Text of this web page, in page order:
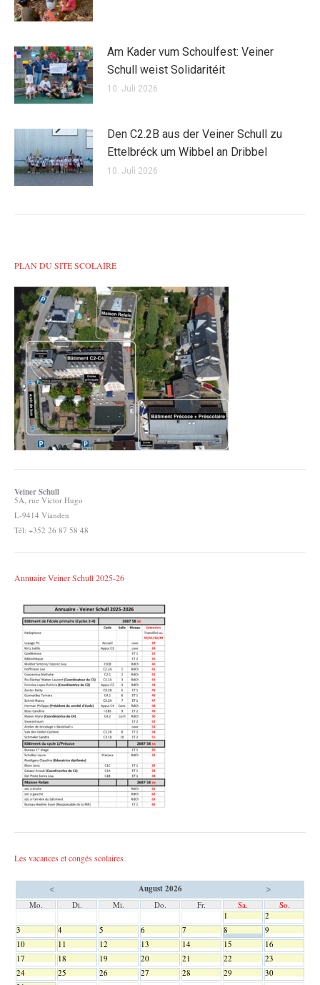
Am Kader vum Schoulfest: Veiner
Schull weist Solidaritéit
10. Juli 2026
Den C2.2B aus der Veiner Schull zu
Ettelbréck um Wibbel an Dribbel
10. Juli 2026
PLAN DU SITE SCOLAIRE
Veiner Schull
5A, rue Victor Hugo
L-9414 Vianden
Tél: +352 26 87 58 48
Annuaire Veiner Schull 2025-26
Les vacances et congés scolaires
< August 2026 >
Mo. Di. Mi. Do. Fr. Sa.
So.
1
2
3
4 5 6 7 8
9
10
11 12 13 14 15
16
17
18 19 20 21 22
23
24
25 26 27 28 29
30